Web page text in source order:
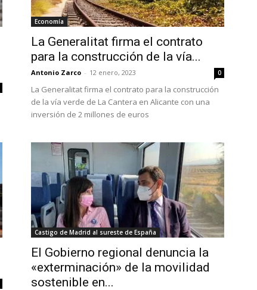
Economía
La Generalitat firma el contrato
para la construcción de la vía...
Antonio Zarco - 12 enero, 2023 0
La Generalitat firma el contrato para la construcción
de la vía verde de La Cantera en Alicante con una
inversión de 2 millones de euros
Castigo de Madrid al sureste de España
El Gobierno regional denuncia la
«exterminación» de la movilidad
sostenible en...